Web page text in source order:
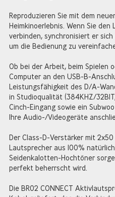
Reproduzieren Sie mit dem
Heimkinoerlebnis. Wenn Sie
verbinden, synchronisiert er
um die Bedienung zu
Ob bei der Arbeit, beim Spielen
Computer an den USB-B-
Leistungsfähigkeit des D/A-
in Studioqualität (384KHZ/
Cinch-Eingang sowie ein
Ihre Audio-/Videogeräte
Der Class-D-Verstärker mit 2x50
Lautsprecher aus 100%
Seidenkalotten-Hochtöner
perfekt beherrscht wird.
Die BR02 CONNECT